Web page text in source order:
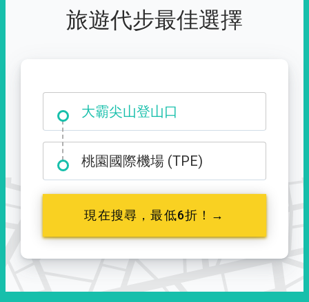
旅遊代步最佳選擇
大霸尖山登山口
桃園國際機場 (TPE)
現在搜尋，最低6折！→